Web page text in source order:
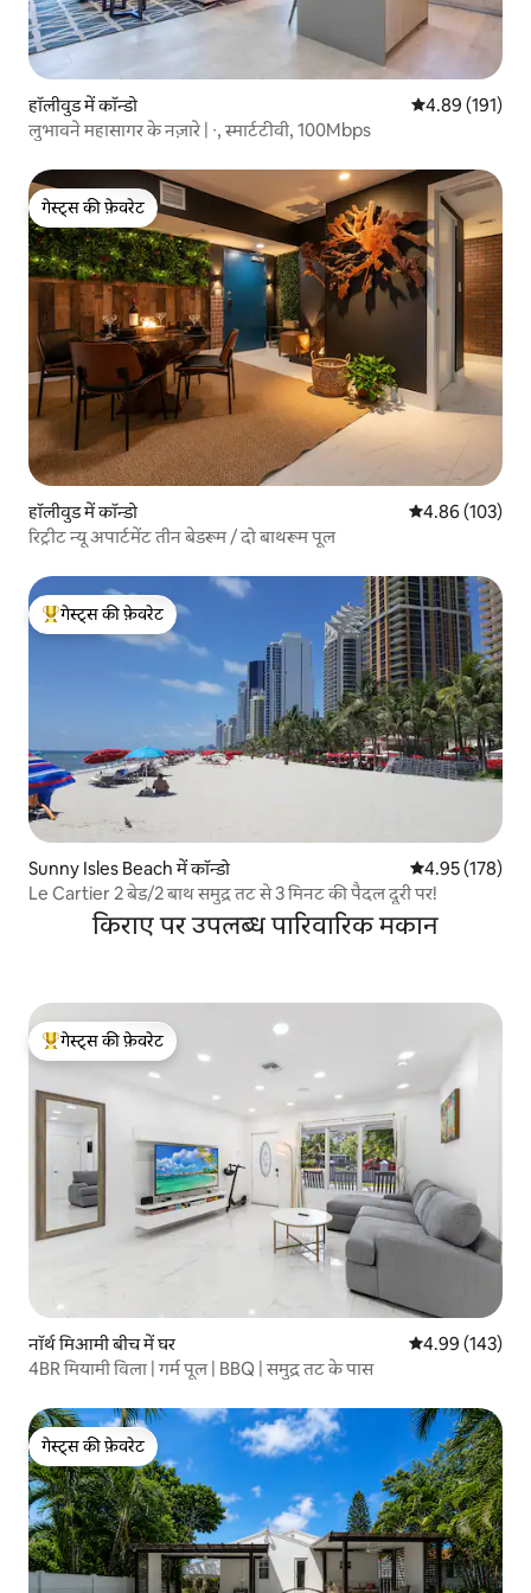
हॉलीवुड में कॉन्डो औसत रेटिंग 5 में से
4.89 (191)
लुभावने महासागर के नज़ारे | ∙, स्मार्टटीवी, 100Mbps
गेस्ट्स की फ़ेवरेट
गेस्ट्स की फ़ेवरेट
हॉलीवुड में कॉन्डो औसत रेटिंग 5 में से
4.86 (103)
रिट्रीट न्यू अपार्टमेंट तीन बेडरूम / दो बाथरूम पूल
गेस्ट्स का टॉप फ़ेवरेट
गेस्ट्स की फ़ेवरेट
Sunny Isles Beach में कॉन्डो औसत रेटिंग 5 में से
4.95 (178)
Le Cartier 2 बेड/2 बाथ समुद्र तट से 3 मिनट की पैदल दूरी पर!
किराए पर उपलब्ध पारिवारिक मकान
गेस्ट्स का टॉप फ़ेवरेट
गेस्ट्स की फ़ेवरेट
नॉर्थ मिआमी बीच में घर औसत रेटिंग 5 में से
4.99 (143)
4BR मियामी विला | गर्म पूल | BBQ | समुद्र तट के पास
गेस्ट्स की फ़ेवरेट
गेस्ट्स की फ़ेवरेट